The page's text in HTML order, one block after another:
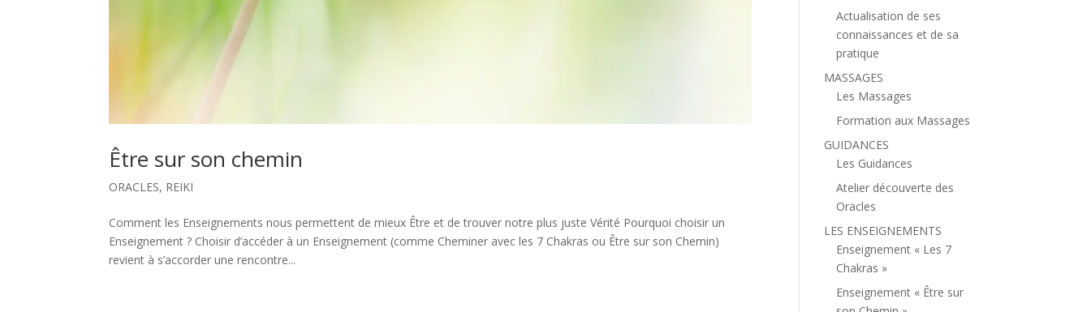
Être sur son chemin
ORACLES, REIKI
Comment les Enseignements nous permettent de mieux Être et de trouver notre plus juste Vérité Pourquoi choisir un
Enseignement ? Choisir d’accéder à un Enseignement (comme Cheminer avec les 7 Chakras ou Être sur son Chemin)
revient à s’accorder une rencontre...
Actualisation de ses
connaissances et de sa
pratique
MASSAGES
Les Massages
Formation aux Massages
GUIDANCES
Les Guidances
Atelier découverte des
Oracles
LES ENSEIGNEMENTS
Enseignement « Les 7
Chakras »
Enseignement « Être sur